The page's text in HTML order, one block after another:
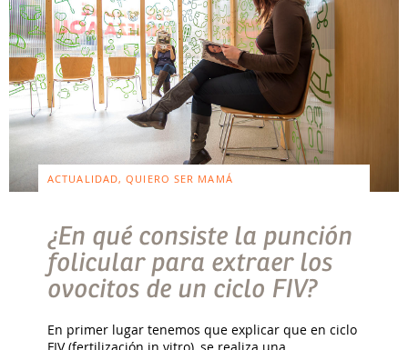
ACTUALIDAD, QUIERO SER MAMÁ
¿En qué consiste la punción
folicular para extraer los
ovocitos de un ciclo FIV?
En primer lugar tenemos que explicar que en ciclo